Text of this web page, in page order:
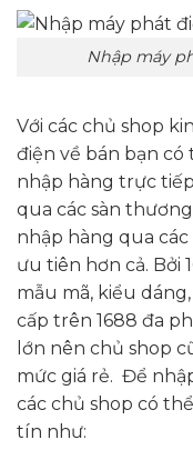
Nhập máy
Với các chủ shop
điện về bán bạn
nhập hàng trực
qua các sàn
nhập hàng qua
ưu tiên hơn cả. Bởi
mẫu mã, kiểu
cấp trên 1688 đa
lớn nên chủ shop
mức giá rẻ. Để
các chủ shop có
tín như: